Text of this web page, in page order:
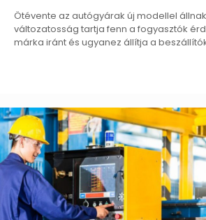
Ötévente az autógyárak új modellel állnak
változatosság tartja fenn a fogyasztók
márka iránt és ugyanez állítja a